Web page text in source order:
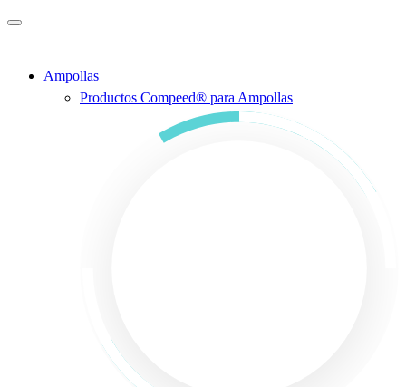
Saltar al contenido principal
Ampollas
Productos Compeed® para Ampollas